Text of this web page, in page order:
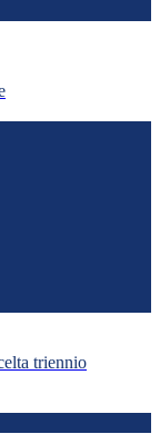
triennio